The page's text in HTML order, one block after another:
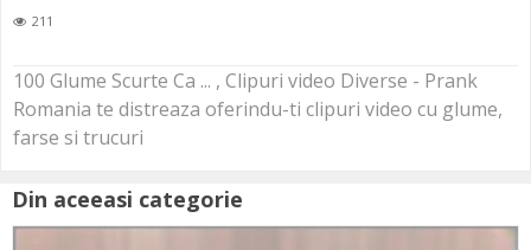
211
100 Glume Scurte Ca ... , Clipuri video Diverse - Prank
Romania te distreaza oferindu-ti clipuri video cu glume,
farse si trucuri
Din aceeasi categorie